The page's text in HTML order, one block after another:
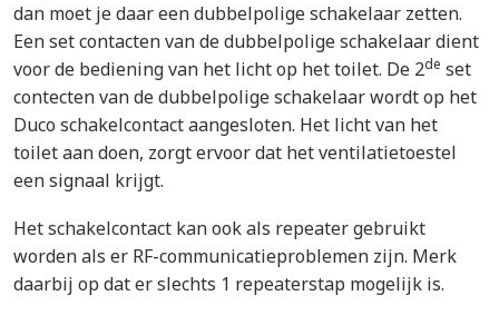
dan moet je daar een dubbelpolige schakelaar zetten.
Een set contacten van de dubbelpolige schakelaar dient
voor de bediening van het licht op het toilet. De 2de set
contecten van de dubbelpolige schakelaar wordt op het
Duco schakelcontact aangesloten. Het licht van het
toilet aan doen, zorgt ervoor dat het ventilatietoestel
een signaal krijgt.
Het schakelcontact kan ook als repeater gebruikt
worden als er RF-communicatieproblemen zijn. Merk
daarbij op dat er slechts 1 repeaterstap mogelijk is.